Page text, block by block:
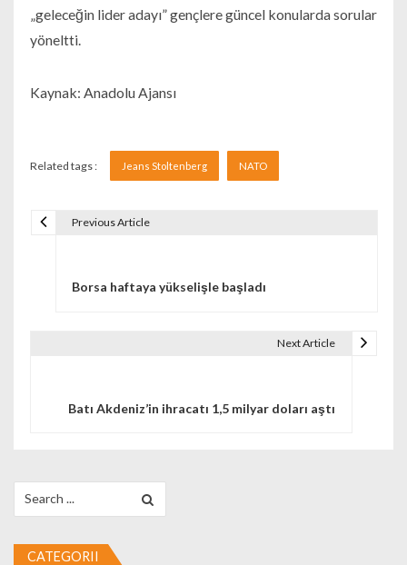
„geleceğin lider adayı” gençlere güncel konularda sorular
yöneltti.
Kaynak: Anadolu Ajansı
Related tags : Jeans Stoltenberg NATO
Previous Article
Borsa haftaya yükselişle başladı
Next Article
Batı Akdeniz’in ihracatı 1,5 milyar doları aştı
CATEGORII